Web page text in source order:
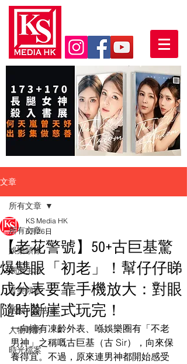
文章
所有文章
娛樂頭條
潮流生活
音樂頻道
活動・好去處
人物專訪
時光檔案
所有文章
【老花警號】50+古巨基驚
爆雙眼「初老」！幫仔仔睇
成分表要靠手機放大：對眼
隨時斷崖式玩完！
KS Media HK
6月26日
一向擁有凍齡外表、喺娛樂圈有「不老
男神」之稱嘅古巨基（古 Sir），向來保
養得宜。不過，原來連男神都開始感受